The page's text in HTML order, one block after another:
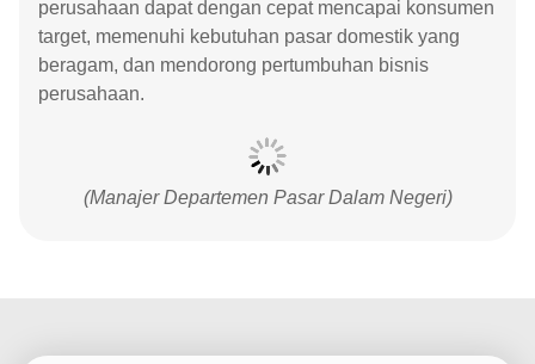
perusahaan dapat dengan cepat mencapai konsumen
target, memenuhi kebutuhan pasar domestik yang
beragam, dan mendorong pertumbuhan bisnis
perusahaan.
(Manajer Departemen Pasar Dalam Negeri)